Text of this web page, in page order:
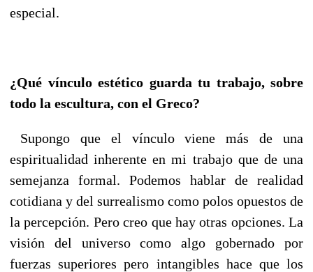
especial.
¿Qué vínculo estético guarda tu trabajo, sobre
todo la escultura, con el Greco?
Supongo que el vínculo viene más de una
espiritualidad inherente en mi trabajo que de una
semejanza formal. Podemos hablar de realidad
cotidiana y del surrealismo como polos opuestos de
la percepción. Pero creo que hay otras opciones. La
visión del universo como algo gobernado por
fuerzas superiores pero intangibles hace que los